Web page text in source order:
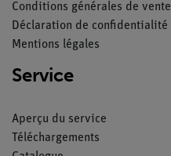
Conditions générales de vente
Déclaration de confidentialité
Mentions légales
Service
Aperçu du service
Téléchargements